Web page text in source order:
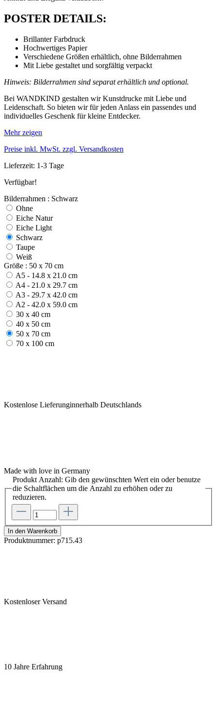
POSTER DETAILS:
Brillanter Farbdruck
Hochwertiges Papier
Verschiedene Größen erhältlich, ohne Bilderrahmen
Mit Liebe gestaltet und sorgfältig verpackt
Hinweis: Bilderrahmen sind separat erhältlich und optional.
Bei WANDKIND gestalten wir Kunstdrucke mit Liebe und
Leidenschaft. So bieten wir für jeden Anlass ein passendes und
individuelles Geschenk für kleine Entdecker.
Mehr zeigen
Preise inkl. MwSt. zzgl. Versandkosten
Lieferzeit: 1-3 Tage
Verfügbar!
Bilderrahmen : Schwarz
Ohne
Eiche Natur
Eiche Light
Schwarz
Taupe
Weiß
Größe : 50 x 70 cm
A5 - 14.8 x 21.0 cm
A4 - 21.0 x 29.7 cm
A3 - 29.7 x 42.0 cm
A2 - 42.0 x 59.0 cm
30 x 40 cm
40 x 50 cm
50 x 70 cm
70 x 100 cm
Kostenlose Lieferunginnerhalb Deutschlands
Made with love in Germany
Produkt Anzahl: Gib den gewünschten Wert ein oder benutze
die Schaltflächen um die Anzahl zu erhöhen oder zu
reduzieren.
In den Warenkorb
Produktnummer: p715.43
Kostenloser Versand
10 Jahre Erfahrung